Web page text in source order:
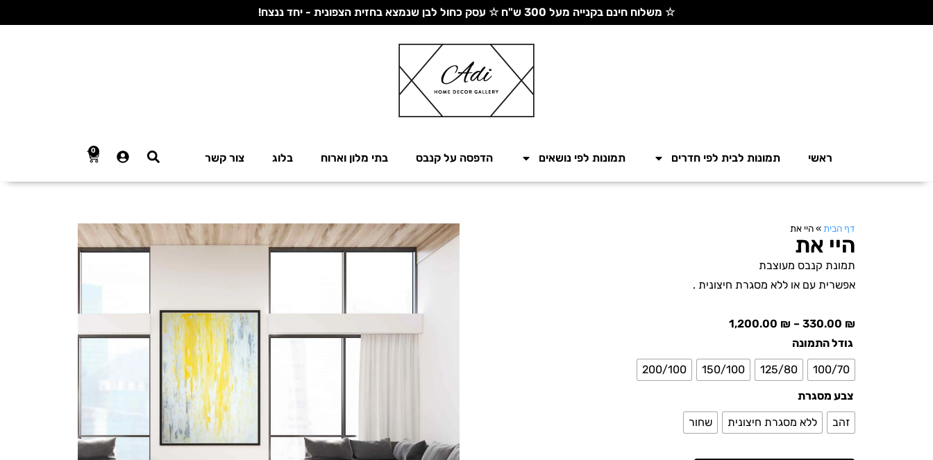
☆ משלוח חינם בקנייה מעל 300 ש"ח ☆ עסק כחול לבן שנמצא בחזית הצפונית - יחד ננצח!
ראשי תמונות לבית לפי חדרים תמונות לפי נושאים הדפסה על קנבס בתי מלון וארוח בלוג צור קשר
0
דף הבית »היי את
היי את
תמונת קנבס מעוצבת
אפשרית עם או ללא מסגרת חיצונית .
330.00 ₪
–
1,200.00 ₪
גודל התמונה
100/70
125/80
150/100
200/100
צבע מסגרת
זהב
ללא מסגרת חיצונית שחור